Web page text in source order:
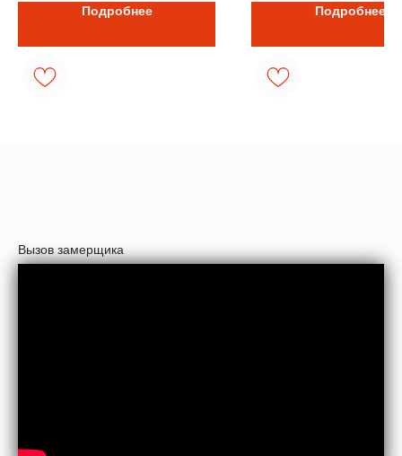
Подробнее Подробнее
Вызов замерщика